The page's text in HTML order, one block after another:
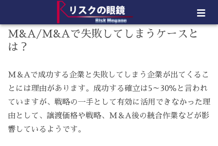
M&A/M&Aで失敗してしまうケースと
は？
M＆Aで成功する企業と失敗してしまう企業が出てくるこ
とには理由があります。成功する確立は5～30％と言われ
ていますが、戦略の一手として有効に活用できなかった理
由として、譲渡価格や戦略、M＆A後の統合作業などが影
響しているようです。